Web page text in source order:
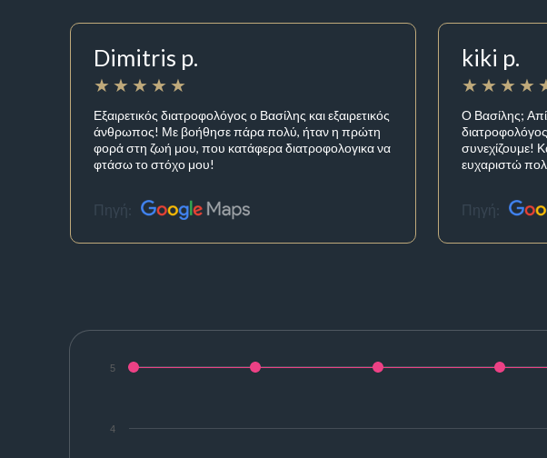
Dimitris p.
Εξαιρετικός διατροφολόγος ο Βασίλης και εξαιρετικός
άνθρωπος! Με βοήθησε πάρα πολύ, ήταν η πρώτη
φορά στη ζωή μου, που κατάφερα διατροφολογικα να
φτάσω το στόχο μου!
Πηγή:
kiki p.
Ο Βασίλης;
συνεχίζουμε!
ευχαριστώ
Πηγή:
4
5